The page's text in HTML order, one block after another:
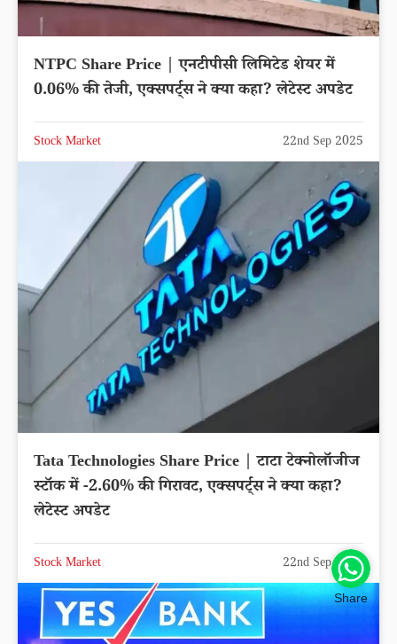
NTPC Share Price | एनटीपीसी लिमिटेड शेयर में
0.06% की तेजी, एक्सपर्ट्स ने क्या कहा? लेटेस्ट अपडेट
Stock Market 22nd Sep 2025
Tata Technologies Share Price | टाटा टेक्नोलॉजीज
स्टॉक में -2.60% की गिरावट, एक्सपर्ट्स ने क्या कहा?
लेटेस्ट अपडेट
Stock Market 22nd Sep 2025
Share